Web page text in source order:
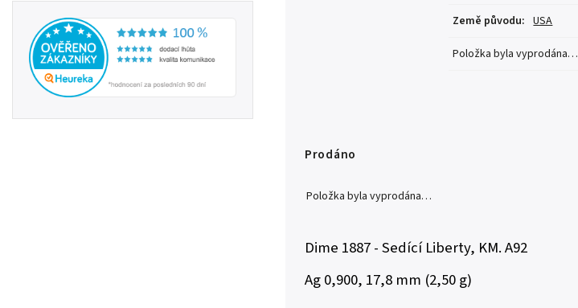
Země původu: USA
Položka byla vyprodána…
Prodáno
Položka byla vyprodána…
Dime 1887 - Sedící Liberty, KM. A92
Ag 0,900, 17,8 mm (2,50 g)